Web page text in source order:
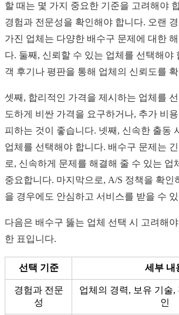
할 때는 몇 가지 중요한 기준을 고려해야
경험과 전문성을 확인해야 합니다. 오랜
가진 업체는 다양한 배수구 문제에 대한
다. 둘째, 신뢰할 수 있는 업체를 선택해야
객 후기나 평판을 통해 업체의 신뢰도를
셋째, 합리적인 가격을 제시하는 업체를
도하게 비싼 가격을 요구하거나, 추가 비
피하는 것이 좋습니다. 넷째, 신속한 출동
업체를 선택해야 합니다. 배수구 문제는
로, 신속하게 문제를 해결해 줄 수 있는 업
중요합니다. 마지막으로, A/S 정책을 확인
을 경우에도 안심하고 서비스를 받을 수
다음은 배수구 뚫는 업체 선택 시 고려해
한 표입니다.
선택 기준 세부 내
경험과 전문
성
업체의 경력, 보유 기술
인